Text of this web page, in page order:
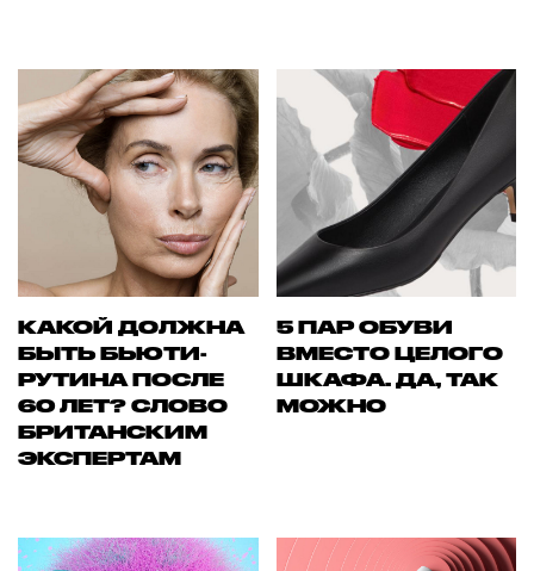
КАКОЙ ДОЛЖНА
БЫТЬ БЬЮТИ-
РУТИНА ПОСЛЕ
60 ЛЕТ? СЛОВО
БРИТАНСКИМ
ЭКСПЕРТАМ
5 ПАР ОБУВИ
ВМЕСТО ЦЕЛОГО
ШКАФА. ДА, ТАК
МОЖНО